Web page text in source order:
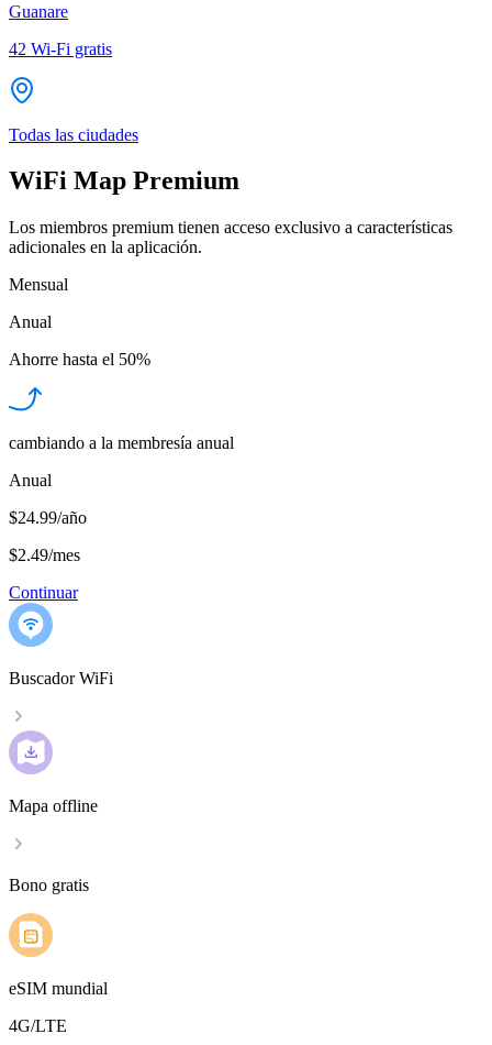
Guanare
42 Wi-Fi gratis
Todas las ciudades
WiFi Map Premium
Los miembros premium tienen acceso exclusivo a características
adicionales en la aplicación.
Mensual
Anual
Ahorre hasta el 50%
cambiando a la membresía anual
Anual
$24.99/año
$2.49/mes
Continuar
Buscador WiFi
Mapa offline
Bono gratis
eSIM mundial
4G/LTE